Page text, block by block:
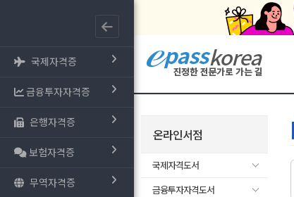
국제자격증
금융투자자격증
은행자격증
보험자격증
무역자격증
온라인서점
국제자격도서
금융투자자격도서